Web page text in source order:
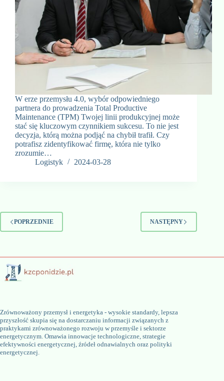
W erze przemysłu 4.0, wybór odpowiedniego
partnera do prowadzenia Total Productive
Maintenance (TPM) Twojej linii produkcyjnej może
stać się kluczowym czynnikiem sukcesu. To nie jest
decyzja, którą można podjąć na chybił trafił. Czy
potrafisz zidentyfikować firmę, która nie tylko
zrozumie…
Logistyk
2024-03-28
POPRZEDNIE NASTĘPNY
Zrównoważony przemysł i energetyka - wysokie standardy, lepsza
przyszłość skupia się na dostarczaniu informacji związanych z
praktykami zrównoważonego rozwoju w przemyśle i sektorze
energetycznym. Omawia innowacje technologiczne, strategie
efektywności energetycznej, źródeł odnawialnych oraz polityki
energetycznej.